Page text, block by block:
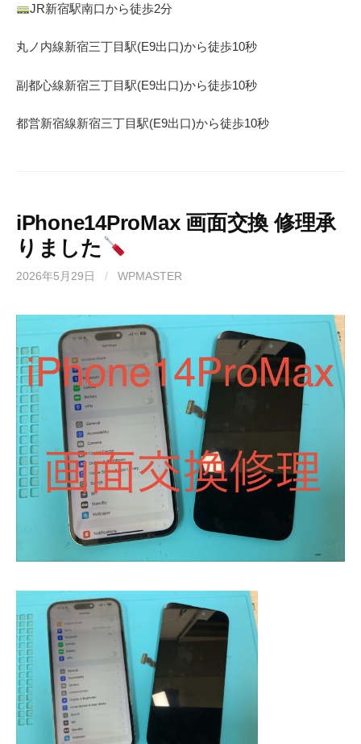
JR新宿駅南口から徒歩2分
丸ノ内線新宿三丁目駅(E9出口)から徒歩10秒
副都心線新宿三丁目駅(E9出口)から徒歩10秒
都営新宿線新宿三丁目駅(E9出口)から徒歩10秒
iPhone14ProMax 画面交換 修理承
りました
2026年5月29日 / WPMASTER